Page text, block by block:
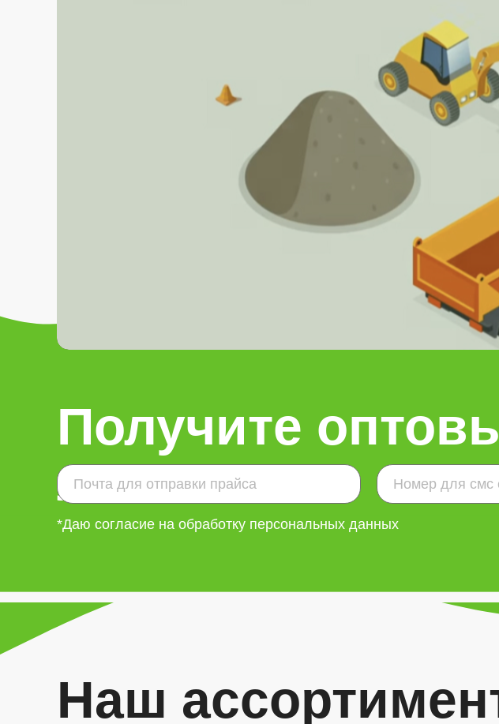
Получите
лист
*Даю согласие на обработку персональных данных
Наш